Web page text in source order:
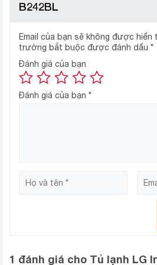
Chi phí tiền điện hàng tháng sẽ
LG GV-B242BL. Máy nén
tự động điều chỉnh vòng quay để
định, giúp tủ vận hành êm ái, bền
Hệ thống làm lạnh
B242BL
Email của bạn sẽ không được hiển
trường bắt buộc được đánh dấu *
Đánh giá của bạn
Đánh giá của bạn *
1 đánh giá cho Tủ lạnh LG